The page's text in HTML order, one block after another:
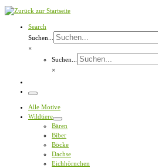
Search
Suchen...
×
Suchen...
×
Menü
Alle Motive
Wildtiere
Bären
Biber
Böcke
Dachse
Eichhörnchen